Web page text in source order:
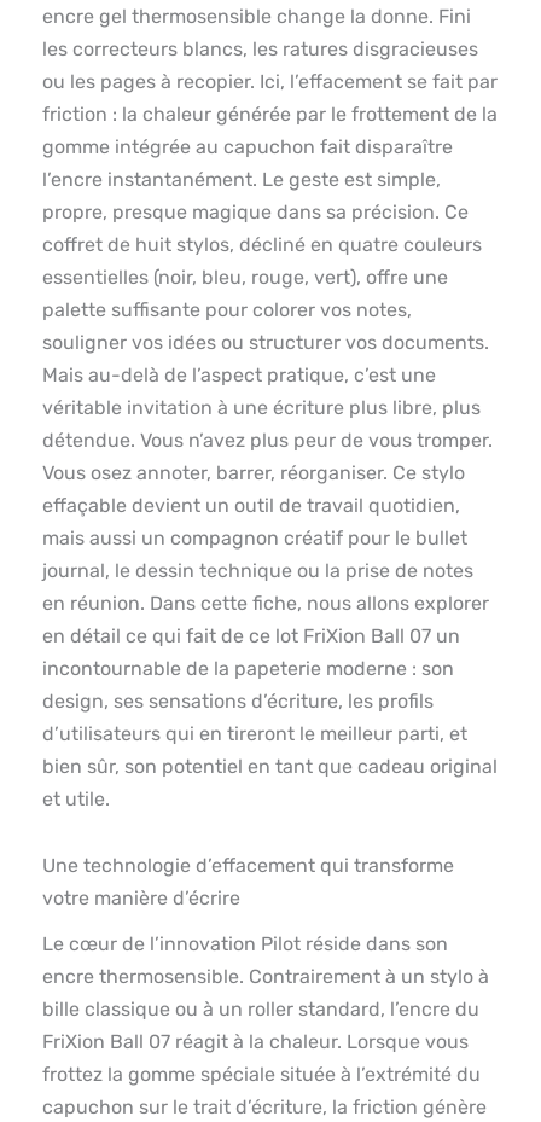
encre gel thermosensible change la donne. Fini
les correcteurs blancs, les ratures disgracieuses
ou les pages à recopier. Ici, l’effacement se fait par
friction : la chaleur générée par le frottement de la
gomme intégrée au capuchon fait disparaître
l’encre instantanément. Le geste est simple,
propre, presque magique dans sa précision. Ce
coffret de huit stylos, décliné en quatre couleurs
essentielles (noir, bleu, rouge, vert), offre une
palette suffisante pour colorer vos notes,
souligner vos idées ou structurer vos documents.
Mais au-delà de l’aspect pratique, c’est une
véritable invitation à une écriture plus libre, plus
détendue. Vous n’avez plus peur de vous tromper.
Vous osez annoter, barrer, réorganiser. Ce stylo
effaçable devient un outil de travail quotidien,
mais aussi un compagnon créatif pour le bullet
journal, le dessin technique ou la prise de notes
en réunion. Dans cette fiche, nous allons explorer
en détail ce qui fait de ce lot FriXion Ball 07 un
incontournable de la papeterie moderne : son
design, ses sensations d’écriture, les profils
d’utilisateurs qui en tireront le meilleur parti, et
bien sûr, son potentiel en tant que cadeau original
et utile.
Une technologie d’effacement qui transforme
votre manière d’écrire
Le cœur de l’innovation Pilot réside dans son
encre thermosensible. Contrairement à un stylo à
bille classique ou à un roller standard, l’encre du
FriXion Ball 07 réagit à la chaleur. Lorsque vous
frottez la gomme spéciale située à l’extrémité du
capuchon sur le trait d’écriture, la friction génère